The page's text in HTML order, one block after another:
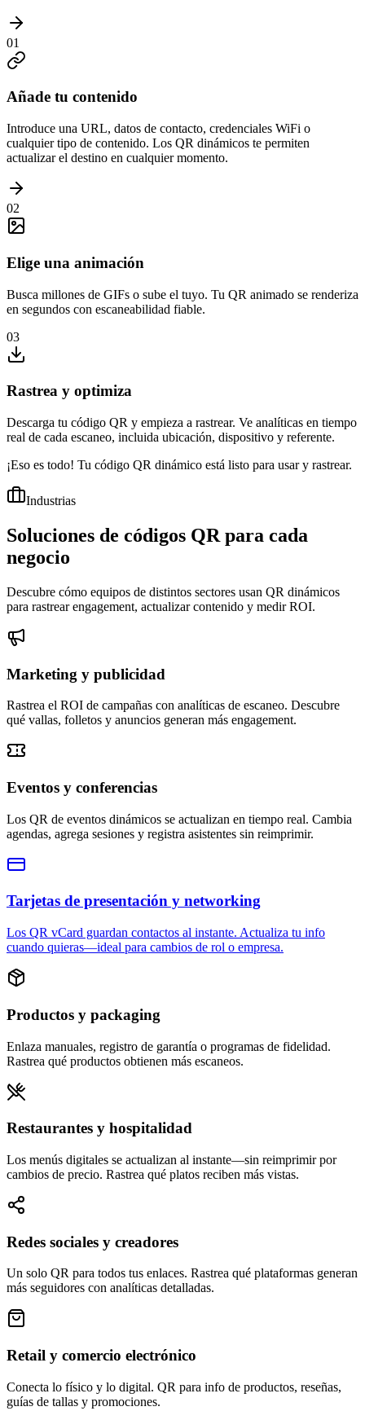
01
Añade tu contenido
Introduce una URL, datos de contacto, credenciales WiFi o
cualquier tipo de contenido. Los QR dinámicos te permiten
actualizar el destino en cualquier momento.
02
Elige una animación
Busca millones de GIFs o sube el tuyo. Tu QR animado se renderiza
en segundos con escaneabilidad fiable.
03
Rastrea y optimiza
Descarga tu código QR y empieza a rastrear. Ve analíticas en tiempo
real de cada escaneo, incluida ubicación, dispositivo y referente.
¡Eso es todo! Tu código QR dinámico está listo para usar y rastrear.
Industrias
Soluciones de códigos QR para cada
negocio
Descubre cómo equipos de distintos sectores usan QR dinámicos
para rastrear engagement, actualizar contenido y medir ROI.
Marketing y publicidad
Rastrea el ROI de campañas con analíticas de escaneo. Descubre
qué vallas, folletos y anuncios generan más engagement.
Eventos y conferencias
Los QR de eventos dinámicos se actualizan en tiempo real. Cambia
agendas, agrega sesiones y registra asistentes sin reimprimir.
Tarjetas de presentación y networking
Los QR vCard guardan contactos al instante. Actualiza tu info
cuando quieras—ideal para cambios de rol o empresa.
Productos y packaging
Enlaza manuales, registro de garantía o programas de fidelidad.
Rastrea qué productos obtienen más escaneos.
Restaurantes y hospitalidad
Los menús digitales se actualizan al instante—sin reimprimir por
cambios de precio. Rastrea qué platos reciben más vistas.
Redes sociales y creadores
Un solo QR para todos tus enlaces. Rastrea qué plataformas generan
más seguidores con analíticas detalladas.
Retail y comercio electrónico
Conecta lo físico y lo digital. QR para info de productos, reseñas,
guías de tallas y promociones.